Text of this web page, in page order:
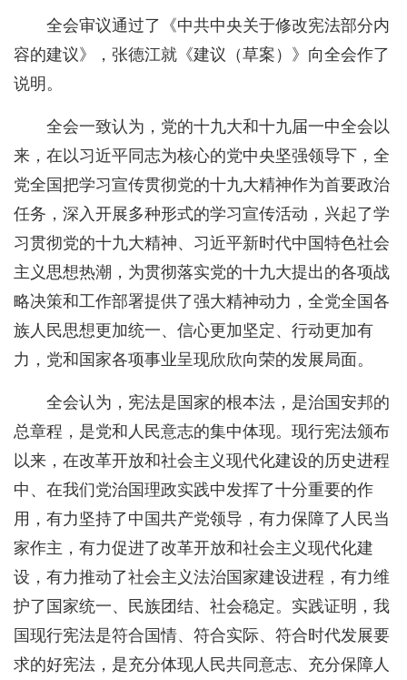
全会审议通过了《中共中央关于修改宪法部分内
容的建议》，张德江就《建议（草案）》向全会作了
说明。
全会一致认为，党的十九大和十九届一中全会以
来，在以习近平同志为核心的党中央坚强领导下，全
党全国把学习宣传贯彻党的十九大精神作为首要政治
任务，深入开展多种形式的学习宣传活动，兴起了学
习贯彻党的十九大精神、习近平新时代中国特色社会
主义思想热潮，为贯彻落实党的十九大提出的各项战
略决策和工作部署提供了强大精神动力，全党全国各
族人民思想更加统一、信心更加坚定、行动更加有
力，党和国家各项事业呈现欣欣向荣的发展局面。
全会认为，宪法是国家的根本法，是治国安邦的
总章程，是党和人民意志的集中体现。现行宪法颁布
以来，在改革开放和社会主义现代化建设的历史进程
中、在我们党治国理政实践中发挥了十分重要的作
用，有力坚持了中国共产党领导，有力保障了人民当
家作主，有力促进了改革开放和社会主义现代化建
设，有力推动了社会主义法治国家建设进程，有力维
护了国家统一、民族团结、社会稳定。实践证明，我
国现行宪法是符合国情、符合实际、符合时代发展要
求的好宪法，是充分体现人民共同意志、充分保障人